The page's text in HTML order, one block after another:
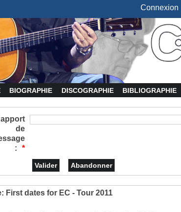
Connexion
BIOGRAPHIE DISCOGRAPHIE BIBLIOGRAPHIE
de
:
*
First dates for EC - Tour 2011